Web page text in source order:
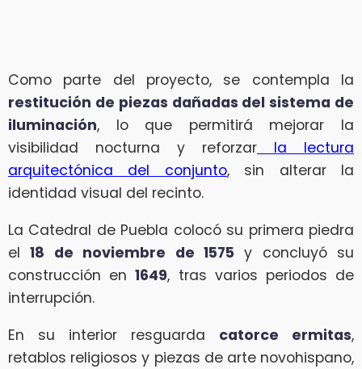
Como parte del proyecto, se contempla la
restitución de piezas dañadas del sistema de
iluminación, lo que permitirá mejorar la
visibilidad nocturna y reforzar la lectura
arquitectónica del conjunto, sin alterar la
identidad visual del recinto.
La Catedral de Puebla colocó su primera piedra
el18 de noviembre de 1575 y concluyó su
construcción en1649, tras varios periodos de
interrupción.
En su interior resguarda catorce ermitas,
retablos religiosos y piezas de arte novohispano,